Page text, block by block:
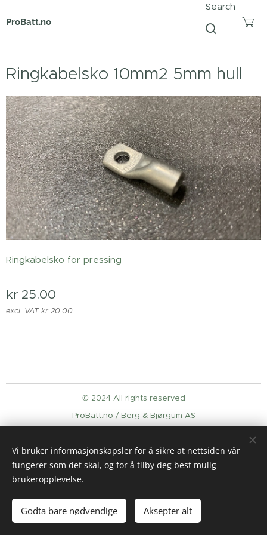
ProBatt.no
Search
Ringkabelsko 10mm2 5mm hull
Ringkabelsko for pressing
kr 25.00
excl. VAT kr 20.00
Add to cart
© 2024 All rights reserved
ProBatt.no / Berg & Bjørgum AS
Languages
English
Norsk
Vi bruker informasjonskapsler for å sikre at nettsiden vår
fungerer som det skal, og for å tilby deg best mulig
brukeropplevelse.
Godta bare nødvendige Aksepter alt